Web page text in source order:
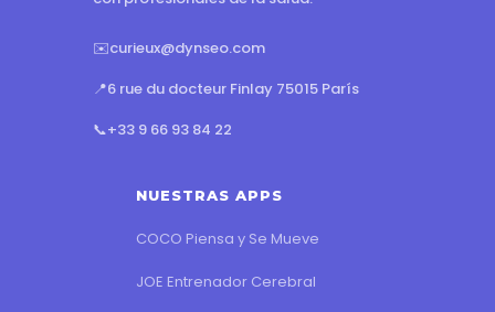
✉️curieux@dynseo.com
📍6 rue du docteur Finlay 75015 París
📞+33 9 66 93 84 22
NUESTRAS APPS
COCO Piensa y Se Mueve
JOE Entrenador Cerebral